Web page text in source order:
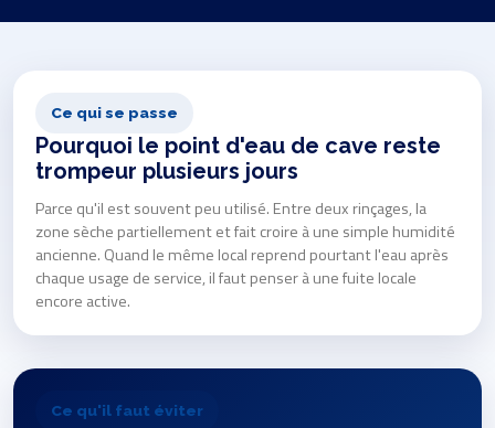
Ce qui se passe
Pourquoi le point d'eau de cave reste
trompeur plusieurs jours
Parce qu'il est souvent peu utilisé. Entre deux rinçages, la
zone sèche partiellement et fait croire à une simple humidité
ancienne. Quand le même local reprend pourtant l'eau après
chaque usage de service, il faut penser à une fuite locale
encore active.
Ce qu'il faut éviter